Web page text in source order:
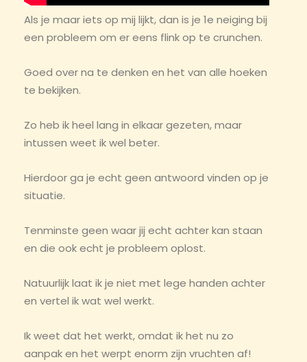
Als je maar iets op mij lijkt, dan is je 1e neiging bij
een probleem om er eens flink op te crunchen.
Goed over na te denken en het van alle hoeken
te bekijken.
Zo heb ik heel lang in elkaar gezeten, maar
intussen weet ik wel beter.
Hierdoor ga je echt geen antwoord vinden op je
situatie.
Tenminste geen waar jij echt achter kan staan
en die ook echt je probleem oplost.
Natuurlijk laat ik je niet met lege handen achter
en vertel ik wat wel werkt.
Ik weet dat het werkt, omdat ik het nu zo
aanpak en het werpt enorm zijn vruchten af!